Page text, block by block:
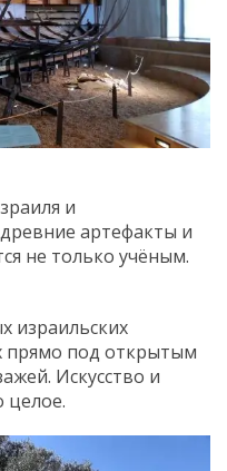
и
артефакты и
не только учёным.
израильских
прямо под открытым
Искусство и
целое.